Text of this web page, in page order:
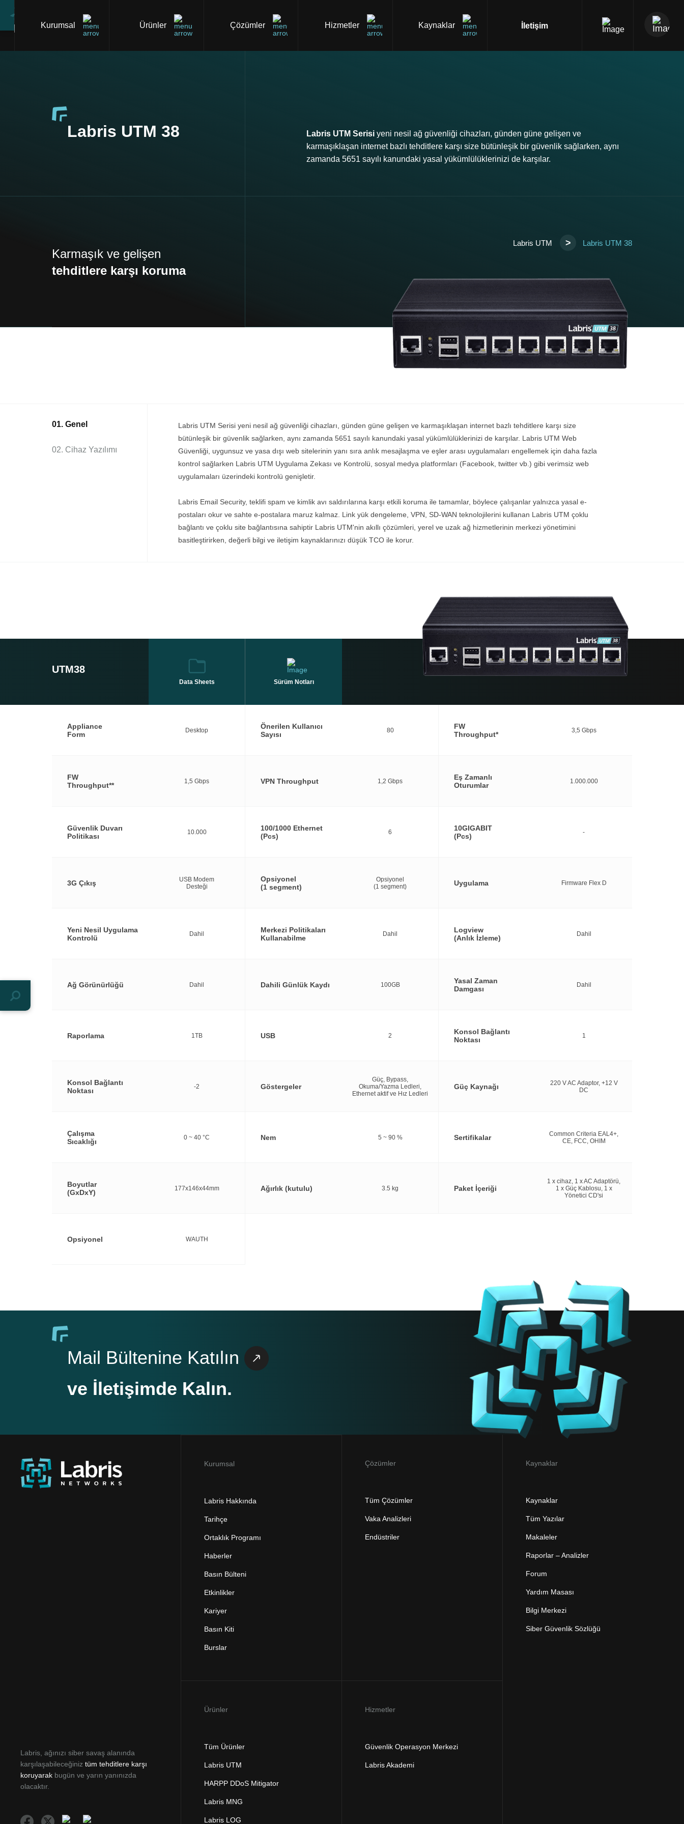
Kurumsal Ürünler Çözümler Hizmetler Kaynaklar İletişim
Labris UTM 38 Labris UTM Serisi yeni nesil ağ güvenliği cihazları, günden güne gelişen ve
karmaşıklaşan internet bazlı tehditlere karşı size bütünleşik bir güvenlik sağlarken, aynı
zamanda 5651 sayılı kanundaki yasal yükümlülüklerinizi de karşılar.
Karmaşık ve gelişen
tehditlere karşı koruma
Labris UTM > Labris UTM 38
01. Genel
02. Cihaz Yazılımı
Labris UTM Serisi yeni nesil ağ güvenliği cihazları, günden güne gelişen ve karmaşıklaşan internet bazlı tehditlere karşı size
bütünleşik bir güvenlik sağlarken, aynı zamanda 5651 sayılı kanundaki yasal yükümlülüklerinizi de karşılar. Labris UTM Web
Güvenliği, uygunsuz ve yasa dışı web sitelerinin yanı sıra anlık mesajlaşma ve eşler arası uygulamaları engellemek için daha fazla
kontrol sağlarken Labris UTM Uygulama Zekası ve Kontrolü, sosyal medya platformları (Facebook, twitter vb.) gibi verimsiz web
uygulamaları üzerindeki kontrolü genişletir.
Labris Email Security, teklifi spam ve kimlik avı saldırılarına karşı etkili koruma ile tamamlar, böylece çalışanlar yalnızca yasal e-
postaları okur ve sahte e-postalara maruz kalmaz. Link yük dengeleme, VPN, SD-WAN teknolojilerini kullanan Labris UTM çoklu
bağlantı ve çoklu site bağlantısına sahiptir Labris UTM'nin akıllı çözümleri, yerel ve uzak ağ hizmetlerinin merkezi yönetimini
basitleştirirken, değerli bilgi ve iletişim kaynaklarınızı düşük TCO ile korur.
UTM38
Data Sheets Sürüm Notları
Desktop
10.000
Dahil
1TB
0 ~ 40 °C
1,5 Gbps
USB Modem
Desteği
Dahil
-2
177x146x44mm
WAUTH
Appliance
Form
Güvenlik Duvarı
Politikası
Yeni Nesil Uygulama
Kontrolü
Raporlama
Çalışma
Sıcaklığı
FW
Throughput**
3G Çıkış
Ağ Görünürlüğü
Konsol Bağlantı
Noktası
Boyutlar
(GxDxY)
Opsiyonel
Önerilen Kullanıcı
Sayısı
100/1000 Ethernet
(Pcs)
Merkezi Politikaları
Kullanabilme
USB
Nem
VPN Throughput
Opsiyonel
(1 segment)
Dahili Günlük Kaydı
Göstergeler
Ağırlık (kutulu)
FW
Throughput*
10GIGABIT
(Pcs)
Logview
(Anlık İzleme)
Konsol Bağlantı
Noktası
Sertifikalar
Paket İçeriği
Eş Zamanlı
Oturumlar
Uygulama
Yasal Zaman
Damgası
Güç Kaynağı
80
6
Dahil
2
5 ~ 90 %
1,2 Gbps
Opsiyonel
(1 segment)
100GB
Güç, Bypass,
Okuma/Yazma Ledleri,
Ethernet aktif ve Hız Ledleri
3.5 kg
3,5 Gbps
-
Dahil
1
Common Criteria EAL4+,
CE, FCC, OHIM
1 x cihaz, 1 x AC Adaptörü,
1 x Güç Kablosu, 1 x
Yönetici CD'si
1.000.000
Firmware Flex D
Dahil
220 V AC Adaptor, +12 V
DC
Mail Bültenine Katılın
ve İletişimde Kalın.
Kurumsal
Labris Hakkında
Tarihçe
Ortaklık Programı
Haberler
Basın Bülteni
Etkinlikler
Kariyer
Basın Kiti
Burslar
Çözümler
Tüm Çözümler
Vaka Analizleri
Endüstriler
Kaynaklar
Kaynaklar
Tüm Yazılar
Makaleler
Raporlar – Analizler
Forum
Yardım Masası
Bilgi Merkezi
Siber Güvenlik Sözlüğü
Labris, ağınızı siber savaş alanında
karşılaşabileceğiniz tüm tehditlere karşı
koruyarak bugün ve yarın yanınızda
olacaktır.
Ürünler
Tüm Ürünler
Labris UTM
HARPP DDoS Mitigator
Labris MNG
Labris LOG
Hizmetler
Güvenlik Operasyon Merkezi
Labris Akademi